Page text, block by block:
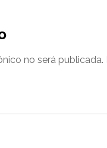
no será publicada.